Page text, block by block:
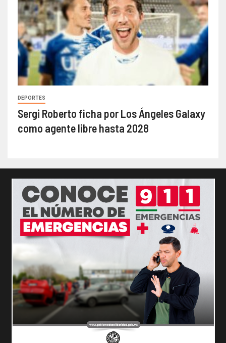
DEPORTES
Sergi Roberto ficha por Los Ángeles Galaxy
como agente libre hasta 2028